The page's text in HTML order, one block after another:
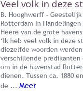
Veel volk in deze
B. Hooghwerff -
Rotterdam In
Heere van de grote
‘Ik heb veel volk in deze
diezelfde woorden
verschillende predikanten
om in de havenstad
dienen. Tussen ca. 1880
de ... Meer